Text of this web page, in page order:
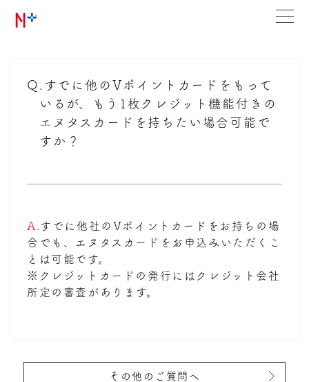
Q.
すでに他のVポイントカードをもって
いるが、もう1枚クレジット機能付きの
エヌタスカードを持ちたい場合可能で
すか？
A. すでに他社のVポイントカードをお持ちの場
合でも、エヌタスカードをお申込みいただくこ
とは可能です。
※クレジットカードの発行にはクレジット会社
所定の審査があります。
その他のご質問へ